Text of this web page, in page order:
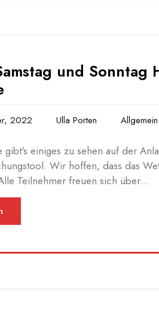
und Sonntag
2022 Ulla Porten Allgemein
einiges zu sehen auf der
Wir hoffen, dass das
Teilnehmer freuen sich über…